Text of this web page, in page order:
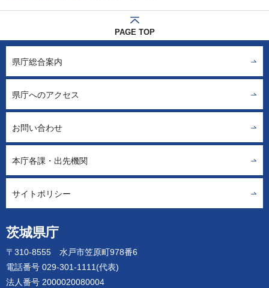
PAGE TOP
茨城県庁
〒310-8555 水戸市笠原町978番6
電話番号 029-301-1111(代表)
法人番号 2000020080004
県庁総合案内
県庁へのアクセス
お問い合わせ
本庁各課・出先機関
サイトポリシー